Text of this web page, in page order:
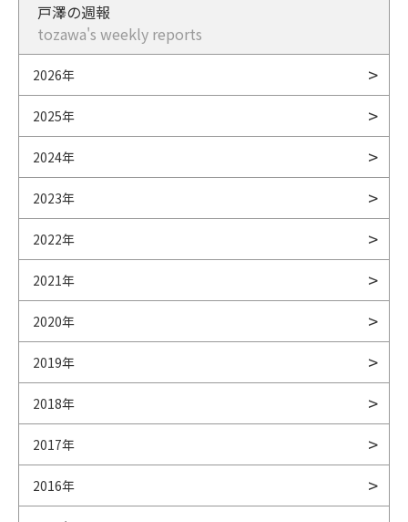
戸澤の週報
tozawa's weekly reports
2026年
2025年
2024年
2023年
2022年
2021年
2020年
2019年
2018年
2017年
2016年